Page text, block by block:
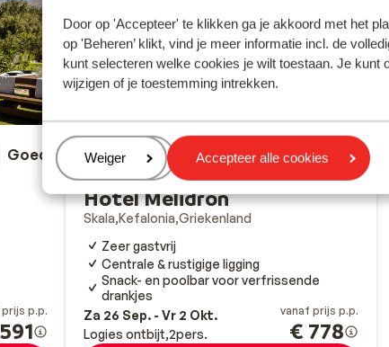
Door op 'Accepteer' te klikken ga je akkoord met het
op 'Beheren’ klikt, vind je meer informatie incl. de
kunt selecteren welke cookies je wilt toestaan. Je kunt
wijzigen of je toestemming intrekken.
Beheren
Weiger Accepteer alle cookies
Goed
p.p.
Hotel Melidron
Skala Kefalonia Griekenland
Zeer gastvrij
Centrale & rustigige ligging
Snack- en poolbar voor verfrissende
drankjes
Za 26 Sep. - Vr 2 Okt.
Logies ontbijt 2pers.
vanaf prijs p.p.
€ 778